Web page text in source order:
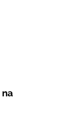
na